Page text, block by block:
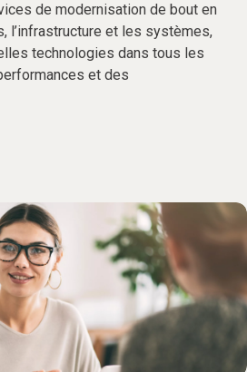
de modernisation de bout en
l’infrastructure et les systèmes,
technologies dans tous les
et des